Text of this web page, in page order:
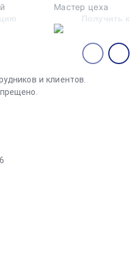
Мастер цеха
Получить
и клиентов.